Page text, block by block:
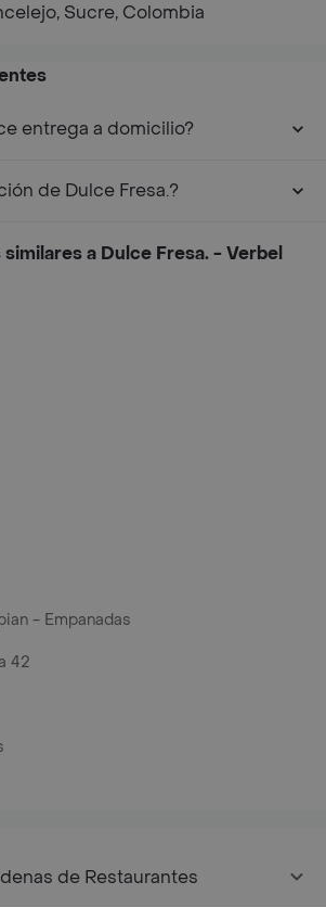
Sucre, Colombia
entrega a domicilio?
de Dulce Fresa.?
a Dulce Fresa. - Verbel
- Empanadas
42
de Restaurantes